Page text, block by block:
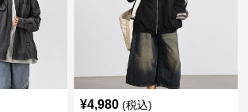
¥4,980 (税込)